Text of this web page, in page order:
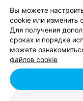
Связаться
© 2026 ООО «Артокс
Вы можете
cookie или изменить
Для получения
сроках и порядке
можете
файлов cookie